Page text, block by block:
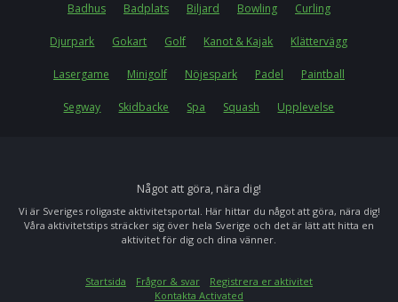
Badhus Badplats Biljard Bowling Curling
Djurpark Gokart Golf Kanot & Kajak Klättervägg
Lasergame Minigolf Nöjespark Padel Paintball
Segway Skidbacke Spa Squash Upplevelse
Något att göra, nära dig!
Vi är Sveriges roligaste aktivitetsportal. Här hittar du något att göra, nära dig!
Våra aktivitetstips sträcker sig över hela Sverige och det är lätt att hitta en
aktivitet för dig och dina vänner.
Startsida Frågor & svar
Registrera er aktivitet
Kontakta Activated